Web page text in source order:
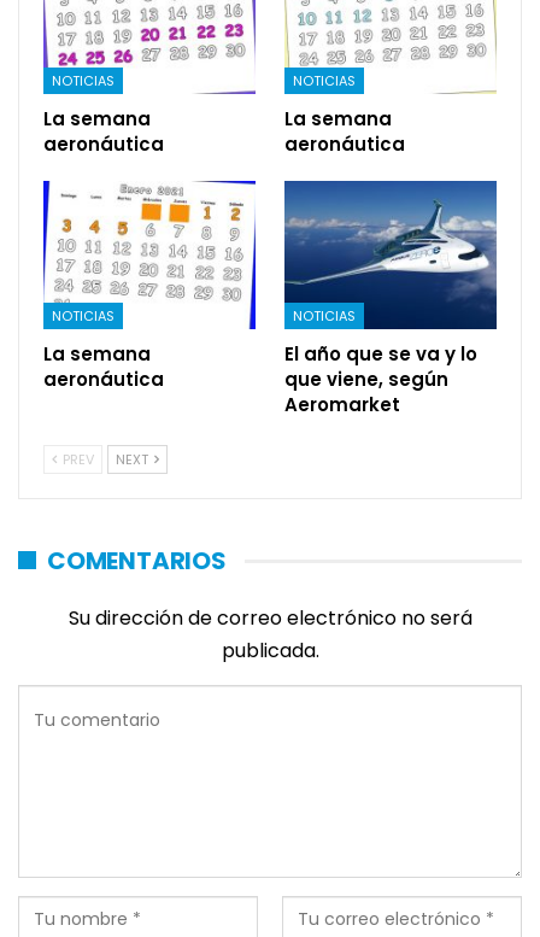
NOTICIAS
La semana
aeronáutica
NOTICIAS
La semana
aeronáutica
NOTICIAS
La semana
aeronáutica
NOTICIAS
El año que se va y lo
que viene, según
Aeromarket
PREV NEXT
COMENTARIOS
Su dirección de correo electrónico no será
publicada.